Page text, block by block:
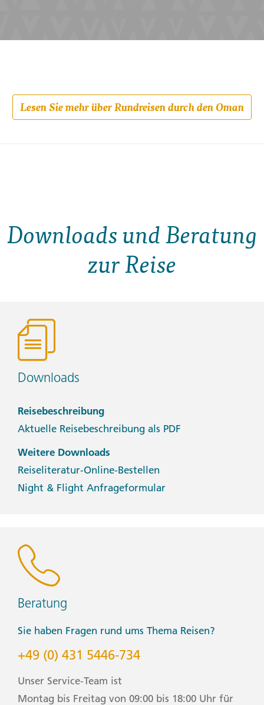
Lesen Sie mehr über Rundreisen durch den Oman
Downloads und Beratung
zur Reise
Downloads
Reisebeschreibung
Aktuelle Reisebeschreibung als PDF
Weitere Downloads
Reiseliteratur-Online-Bestellen
Night & Flight Anfrageformular
Beratung
Sie haben Fragen rund ums Thema Reisen?
+49 (0) 431 5446-734
Unser Service-Team ist
Montag bis Freitag von 09:00 bis 18:00 Uhr für